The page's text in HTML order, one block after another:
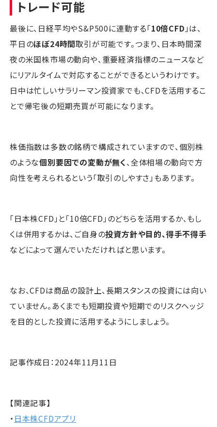
トレード可能
最後に、日経平均やS&P500に連動する「10倍CFD 」は、
平日のほぼ24時間取引が可能です。つまり、日本時間深
夜の米国株市場の動向や、重要経済指標のニュースなど
にリアルタイムで対応することができるというわけです。
日中は忙しいサラリーマン投資家でも、CFDを活用するこ
とで帰宅後の短期売買が可能になります。
株価指数は多数の銘柄で構成されていますので、個別株
のような個別要因での変動が無く、全体相場の動向で方
向性を考えられるという「取引のしやすさ」もあります。
「日本株CFD」と「10倍CFD」のどちらを活用するか、もし
くは併用するかは、ご自身の投資方針や目的、得手不得手
などによって選んでいただければと思います。
なお、CFDは商品の設計上、長期スタンスの投資には向い
ていません。あくまでも短期投資や短期でのリスクヘッジ
を目的とした投資に活用するようにしましょう。
記事作成日：2024年11月11日
【関連記事】
・ 日本株CFDアプリ